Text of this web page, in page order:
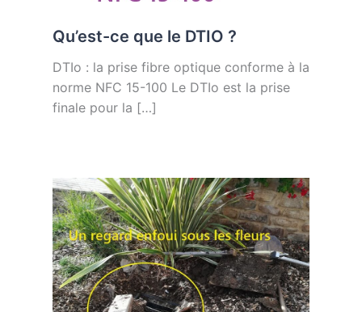
Qu’est-ce que le DTIO ?
DTIo : la prise fibre optique conforme à la
norme NFC 15-100 Le DTIo est la prise
finale pour la […]